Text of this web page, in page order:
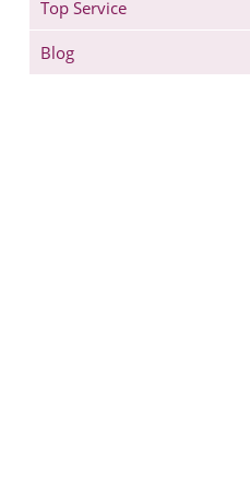
Top Service
Blog